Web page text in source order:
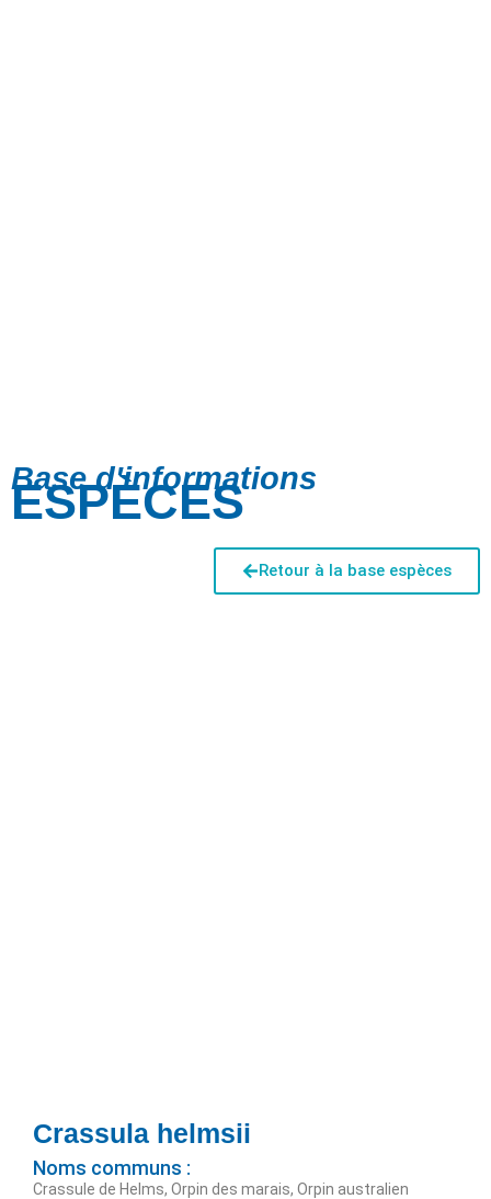
Base d'informations
ESPÈCES
Retour à la base espèces
Crassula helmsii
Noms communs :
Crassule de Helms, Orpin des marais, Orpin australien